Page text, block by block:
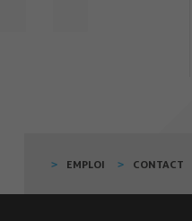
EMPLOI CONTACT